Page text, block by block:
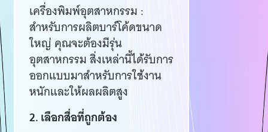
เครื่องพิมพ์อุตสาหกรรม :
สำหรับการผลิตบาร์โค้ดขนาด
ใหญ่ คุณจะต้องมีรุ่น
อุตสาหกรรม สิ่งเหล่านี้ได้รับการ
ออกแบบมาสำหรับการใช้งาน
หนักและให้ผลผลิตสูง
2. เลือกสื่อที่ถูกต้อง